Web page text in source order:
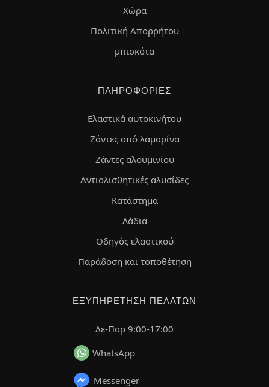
Χώρα
Πολιτική Απορρήτου
μπισκότα
ΠΛΗΡΟΦΟΡΊΕΣ
Ελαστικά αυτοκινήτου
Ζάντες από λαμαρίνα
Ζάντες αλουμινίου
Αντιολισθητικές αλυσίδες
Κατάστημα
Λάδια
Οδηγός ελαστικού
Παράδοση και τοποθέτηση
ΕΞΥΠΗΡΈΤΗΣΗ ΠΕΛΑΤΏΝ
Δε-Παρ 9:00-17:00
WhatsApp
Messenger